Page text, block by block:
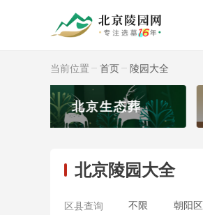
当前位置 首页 陵园大全
北京壁葬
北京陵园大全
区县查询 不限 朝阳区